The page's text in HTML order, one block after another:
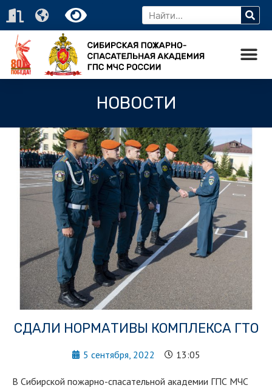
НОВОСТИ
СДАЛИ НОРМАТИВЫ КОМПЛЕКСА ГТО
5 сентября, 2022 13:05
В Сибирской пожарно-спасательной академии ГПС МЧС